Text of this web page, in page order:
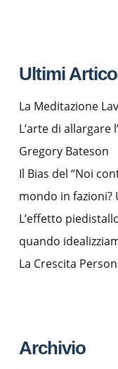
Ultimi
La Meditazione
L’arte di allargare
Gregory Bateson
Il Bias del “Noi
mondo in fazioni?
L’effetto
quando
La Crescita
Archivio